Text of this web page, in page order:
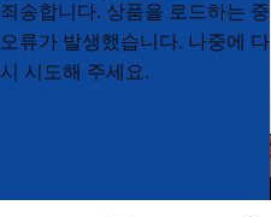
Product
List
Product
List
죄송합니다. 상품을 로드하는 중
오류가 발생했습니다. 나중에 다
시 시도해 주세요.